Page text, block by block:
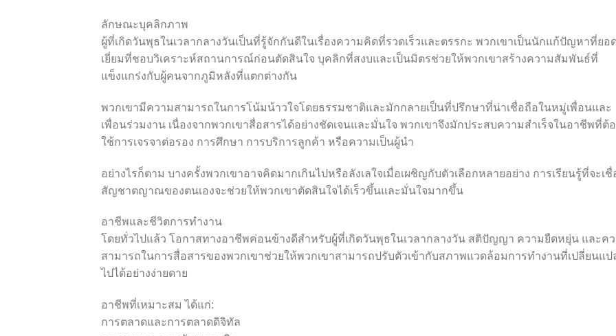
ลักษณะบุคลิกภาพ
ผู้ที่เกิดวันพุธในเวลากลางวันเป็นที่รู้จักกันดีในเรื่องความคิดที่รวดเร็วและตรรกะ พวกเขาเป็นนักแก้ปัญหาที่ยอด
เยี่ยมที่ชอบวิเคราะห์สถานการณ์ก่อนตัดสินใจ บุคลิกที่สงบและเป็นมิตรช่วยให้พวกเขาสร้างความสัมพันธ์ที่
แข็งแกร่งกับผู้คนจากภูมิหลังที่แตกต่างกัน
พวกเขามีความสามารถในการโน้มน้าวใจโดยธรรมชาติและมักกลายเป็นที่ปรึกษาที่น่าเชื่อถือในหมู่เพื่อนและ
เพื่อนร่วมงาน เนื่องจากพวกเขาสื่อสารได้อย่างชัดเจนและมั่นใจ พวกเขาจึงมักประสบความสำเร็จในอาชีพที่ต้
ใช้การเจรจาต่อรอง การศึกษา การบริการลูกค้า หรือความเป็นผู้นำ
อย่างไรก็ตาม บางครั้งพวกเขาอาจคิดมากเกินไปหรือลังเลใจเมื่อเผชิญกับตัวเลือกหลายอย่าง การเรียนรู้ที่จะเชื่
สัญชาตญาณของตนเองจะช่วยให้พวกเขาตัดสินใจได้เร็วขึ้นและมั่นใจมากขึ้น
อาชีพและชีวิตการทำงาน
โดยทั่วไปแล้ว โอกาสทางอาชีพค่อนข้างดีสำหรับผู้ที่เกิดวันพุธในเวลากลางวัน สติปัญญา ความยืดหยุ่น และค
สามารถในการสื่อสารของพวกเขาช่วยให้พวกเขาสามารถปรับตัวเข้ากับสภาพแวดล้อมการทำงานที่เปลี่ยนแป
ไปได้อย่างง่ายดาย
อาชีพที่เหมาะสม ได้แก่:
การตลาดและการตลาดดิจิทัล